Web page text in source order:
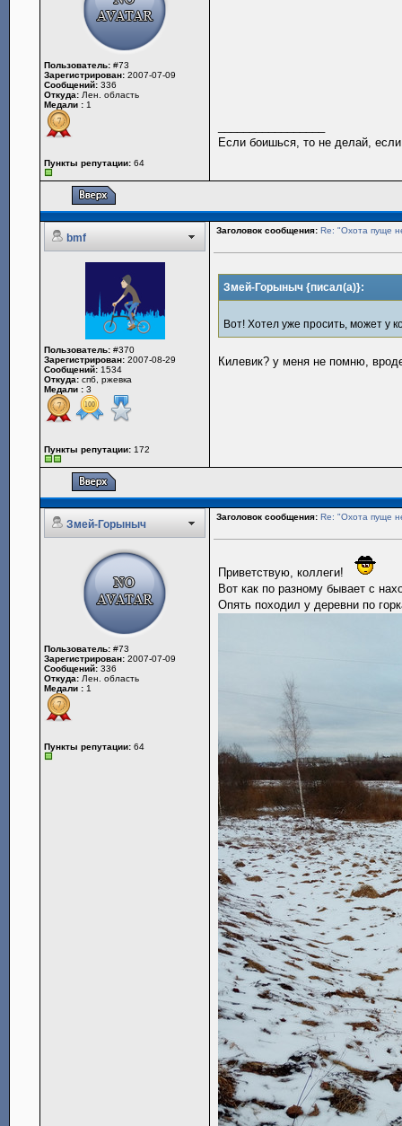
Пользователь: #73
Зарегистрирован: 2007-07-09
Сообщений: 336
Откуда: Лен. область
Медали : 1
Пункты репутации: 64
Если боишься, то не делай,
bmf
Заголовок сообщения: Re: "Охота пуще
Пользователь: #370
Зарегистрирован: 2007-08-29
Сообщений: 1534
Откуда: спб, ржевка
Медали : 3
Пункты репутации: 172
Змей-Горыныч {писал(а)}:
Вот! Хотел уже просить, может у
Килевик? у меня не помню,
Змей-Горыныч
Заголовок сообщения: Re: "Охота пуще
Пользователь: #73
Зарегистрирован: 2007-07-09
Сообщений: 336
Откуда: Лен. область
Медали : 1
Пункты репутации: 64
Приветствую, коллеги!
Вот как по разному бывает с
Опять походил у деревни по